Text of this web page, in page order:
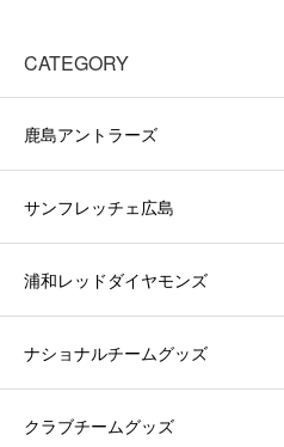
CATEGORY
鹿島アントラーズ
サンフレッチェ広島
浦和レッドダイヤモンズ
ナショナルチームグッズ
クラブチームグッズ